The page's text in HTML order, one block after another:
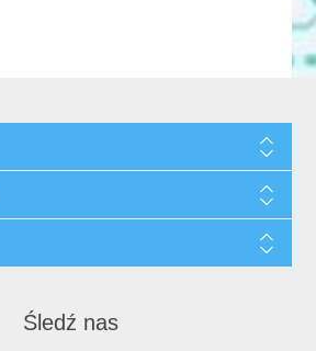
Śledź nas